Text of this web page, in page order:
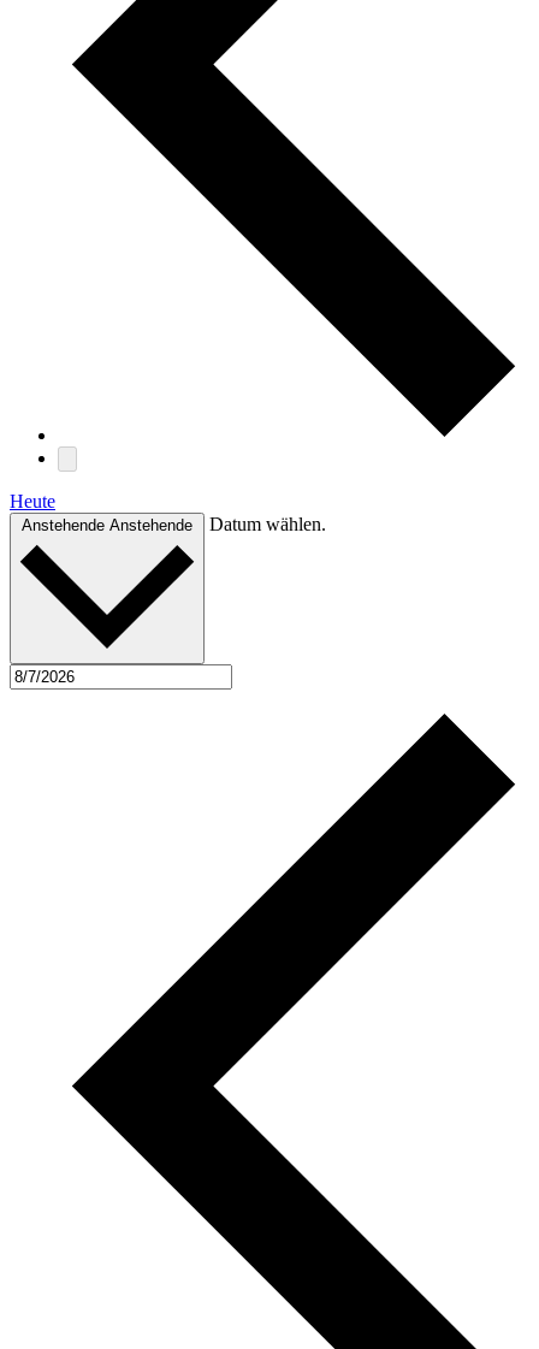
Heute
Anstehende Anstehende Datum wählen.